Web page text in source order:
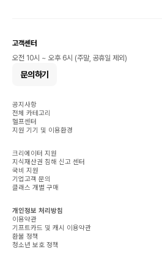
고객센터
오전 10시 ~ 오후 6시 (주말, 공휴일 제외)
문의하기
공지사항
전체 카테고리
헬프센터
지원 기기 및 이용환경
크리에이터 지원
지식재산권 침해 신고 센터
국비 지원
기업고객 문의
클래스 개별 구매
개인정보 처리방침
이용약관
기프트카드 및 캐시 이용약관
환불 정책
청소년 보호 정책